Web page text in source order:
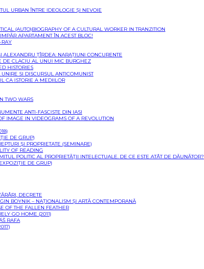
URBAN ÎNTRE IDEOLOGIE ȘI NEVOIE
(AUTO)BIOGRAPHY OF A CULTURAL WORKER IN TRANZITION
APARTAMENT ÎN ACEST BLOC!
RAY
ALEXANDRU ȚÎRDEA: NARAȚIUNI CONCURENTE
DE CLACIU AL UNUI MIC BURGHEZ
HISTORIES
SI DISCURSUL ANTICOMUNIST
CA ISTORIE A MEDIILOR
TWO WARS
ANTI-FASCISTE DIN IASI
IMAGE IN VIDEOGRAMS OF A REVOLUTION
DE GRUP)
ŞI PROPRIETATE (SEMINARE)
OF READING
POLITIC AL PROPRIETĂŢII INTELECTUALE. DE CE ESTE ATÂT DE DĂUNĂTOR?
DE GRUP)
DECRETE
BOYNIK – NAȚIONALISM ȘI ARTĂ CONTEMPORANĂ
OF THE FALLEN FEATHER
GO HOME (2011)
RAFA